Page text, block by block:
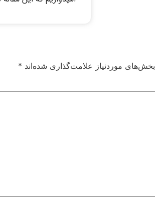
بخش‌های موردنیاز علامت‌گذاری شده‌اند *